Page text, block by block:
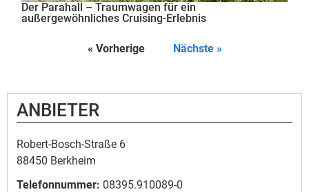
Der Parahall – Traumwagen für ein
außergewöhnliches Cruising-Erlebnis
« Vorherige Nächste »
ANBIETER
Robert-Bosch-Straße 6
88450 Berkheim
Telefonnummer: 08395.910089-0